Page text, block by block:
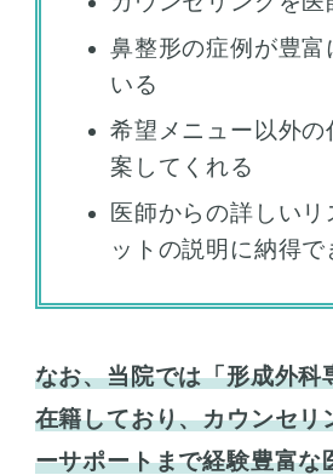
鼻整形の症例が豊富
いる
希望メニュー以外の
案してくれる
医師からの詳しいリ
ットの説明に納得で
なお、当院では「形成外科
在籍しており、カウンセリ
ーサポートまで経験豊富な